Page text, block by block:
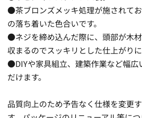
●茶ブロンズメッキ処理が施されて
の落ち着いた色合いです。
●ネジを締め込んだ際に、頭部が木
収まるのでスッキリとした仕上がりに
●DIYや家具組立、建築作業など幅広
だけます。
品質向上のため予告なく仕様を変更